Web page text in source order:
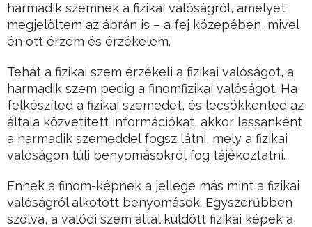
harmadik szemnek a fizikai valóságról, amelyet
megjelöltem az ábrán is – a fej közepében, mivel
én ott érzem és érzékelem.
Tehát a fizikai szem érzékeli a fizikai valóságot, a
harmadik szem pedig a finomfizikai valóságot. Ha
felkészíted a fizikai szemedet, és lecsökkented az
általa közvetített információkat, akkor lassanként
a harmadik szemeddel fogsz látni, mely a fizikai
valóságon túli benyomásokról fog tájékoztatni.
Ennek a finom-képnek a jellege más mint a fizikai
valóságról alkotott benyomások. Egyszerűbben
szólva, a valódi szem által küldött fizikai képek a